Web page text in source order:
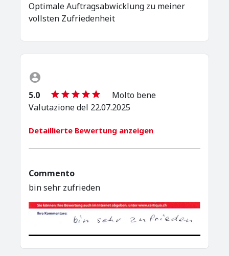
Optimale Auftragsabwicklung zu meiner
vollsten Zufriedenheit
5.0
Molto bene
Valutazione del 22.07.2025
Detaillierte Bewertung anzeigen
Commento
bin sehr zufrieden